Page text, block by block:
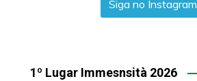
Siga no Instagram
1º Lugar Immesnsità 2026